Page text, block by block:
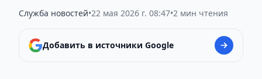
Служба новостей•22 мая 2026 г. 08:47•2 мин чтения
Добавить в источники Google